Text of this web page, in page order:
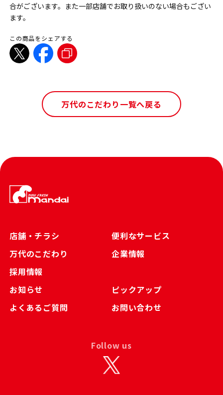
合がございます。また一部店舗でお取り扱いのない場合もござい
ます。
この商品をシェアする
万代のこだわり一覧へ戻る
店舗・チラシ
便利なサービス
万代のこだわり
企業情報
採用情報
お知らせ
ピックアップ
よくあるご質問
お問い合わせ
Follow us